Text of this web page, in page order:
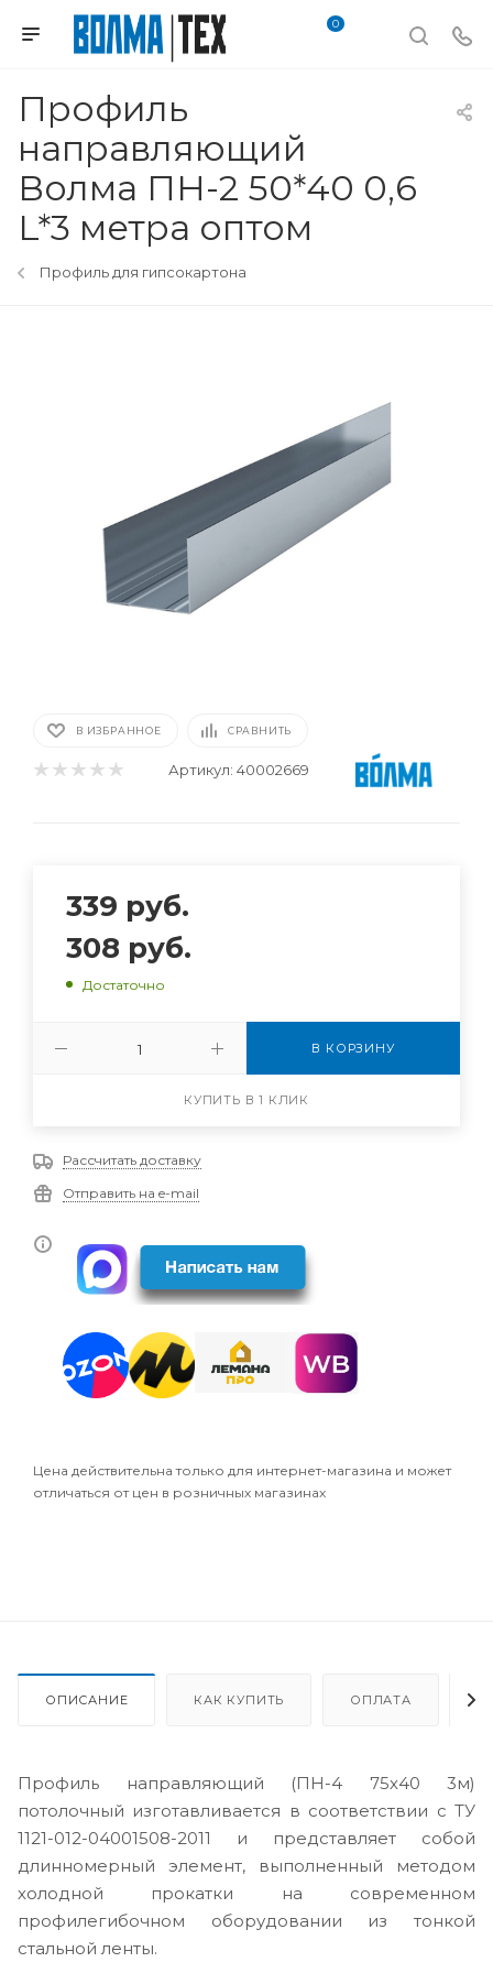
0
Профиль
направляющий
Волма ПН-2 50*40 0,6
L*3 метра оптом
Профиль для гипсокартона
В ИЗБРАННОЕ СРАВНИТЬ
Артикул: 40002669
339 руб.
308 руб.
Достаточно
В КОРЗИНУ
КУПИТЬ В 1 КЛИК
Рассчитать доставку
Отправить на e-mail
Цена действительна только для интернет-магазина и может
отличаться от цен в розничных магазинах
ОПИСАНИЕ КАК КУПИТЬ ОПЛАТА
Профиль направляющий (ПН-4 75х40 3м)
потолочный изготавливается в соответствии с ТУ
1121-012-04001508-2011 и представляет собой
длинномерный элемент, выполненный методом
холодной прокатки на современном
профилегибочном оборудовании из тонкой
стальной ленты.